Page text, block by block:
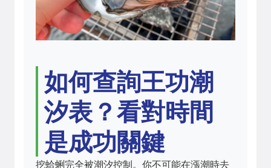
如何查詢王功潮
汐表？看對時間
是成功關鍵
挖蛤蜊完全被潮汐控制。你不可能在漲潮時去